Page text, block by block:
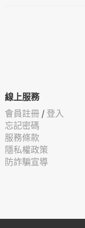
線上服務
會員註冊 / 登入
忘記密碼
服務條款
隱私權政策
防詐騙宣導